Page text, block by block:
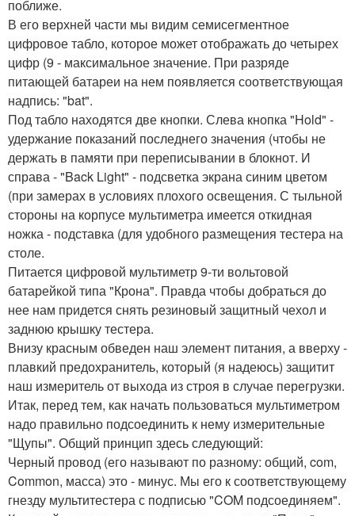
поближе.
В его верхней части мы видим семисегментное
цифровое табло, которое может отображать до четырех
цифр (9 - максимальное значение. При разряде
питающей батареи на нем появляется соответствующая
надпись: "bat".
Под табло находятся две кнопки. Слева кнопка "Hold" -
удержание показаний последнего значения (чтобы не
держать в памяти при переписывании в блокнот. И
справа - "Back Light" - подсветка экрана синим цветом
(при замерах в условиях плохого освещения. С тыльной
стороны на корпусе мультиметра имеется откидная
ножка - подставка (для удобного размещения тестера на
столе.
Питается цифровой мультиметр 9-ти вольтовой
батарейкой типа "Крона". Правда чтобы добраться до
нее нам придется снять резиновый защитный чехол и
заднюю крышку тестера.
Внизу красным обведен наш элемент питания, а вверху -
плавкий предохранитель, который (я надеюсь) защитит
наш измеритель от выхода из строя в случае перегрузки.
Итак, перед тем, как начать пользоваться мультиметром
надо правильно подсоединить к нему измерительные
"Щупы". Общий принцип здесь следующий:
Черный провод (его называют по разному: общий, com,
Common, масса) это - минус. Мы его к соответствующему
гнезду мультитестера с подписью "COM подсоединяем".